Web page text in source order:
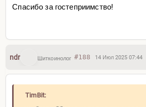
Спасибо за гостеприимство!
ndr Шиткоинолог #188 14 Июл 2025 07:44
TimBit: